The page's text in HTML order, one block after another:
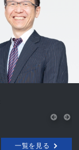
一覧を見る